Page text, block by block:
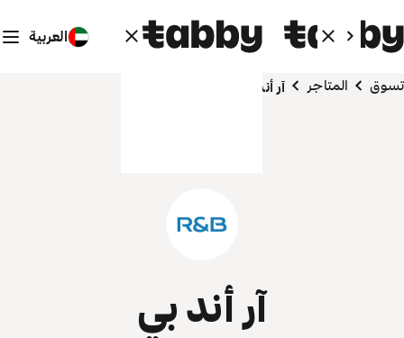
العربية
تسوق المتاجر آر أند بي
آر أند بي